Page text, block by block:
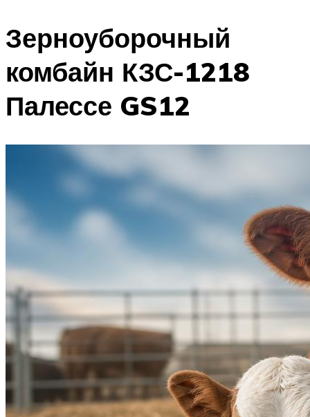
Зерноуборочный
комбайн КЗС-1218
Палессе GS12